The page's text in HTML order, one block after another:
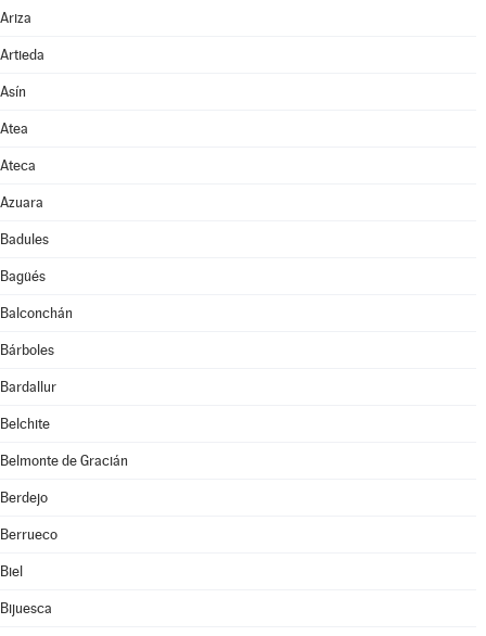
Ariza
Artieda
Asín
Atea
Ateca
Azuara
Badules
Bagüés
Balconchán
Bárboles
Bardallur
Belchite
Belmonte de Gracián
Berdejo
Berrueco
Biel
Bijuesca